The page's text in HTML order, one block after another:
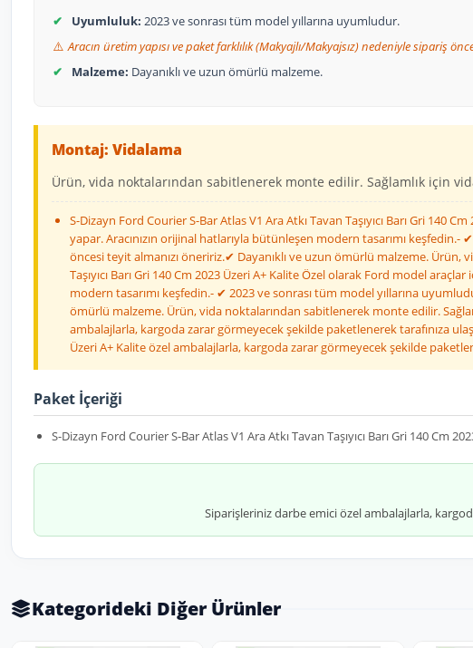
✔ Uyumluluk: 2023 ve sonrası tüm model yıllarına uyumludur.
⚠️ Aracın üretim yapısı ve paket farklılık (Makyajlı/Makyajsız) nedeniyle sipariş
✔
Malzeme: Dayanıklı ve uzun ömürlü malzeme.
Montaj: Vidalama
Ürün, vida noktalarından sabitlenerek monte edilir. Sağlamlık için
S-Dizayn Ford Courier S-Bar Atlas V1 Ara Atkı Tavan Taşıyıcı Barı Gri
yapar. Aracınızın orijinal hatlarıyla bütünleşen modern tasarımı keşfedin.-
öncesi teyit almanızı öneririz.✔ Dayanıklı ve uzun ömürlü malzeme.
Taşıyıcı Barı Gri 140 Cm 2023 Üzeri A+ Kalite Özel olarak Ford model
modern tasarımı keşfedin.- ✔ 2023 ve sonrası tüm model yıllarına
ömürlü malzeme. Ürün, vida noktalarından sabitlenerek monte edilir.
ambalajlarla, kargoda zarar görmeyecek şekilde paketlenerek tarafınıza
Üzeri A+ Kalite özel ambalajlarla, kargoda zarar görmeyecek şekilde
Paket İçeriği
S-Dizayn Ford Courier S-Bar Atlas V1 Ara Atkı Tavan Taşıyıcı Barı Gri 140 Cm
Siparişleriniz darbe emici özel ambalajlarla,
Kategorideki Diğer Ürünler